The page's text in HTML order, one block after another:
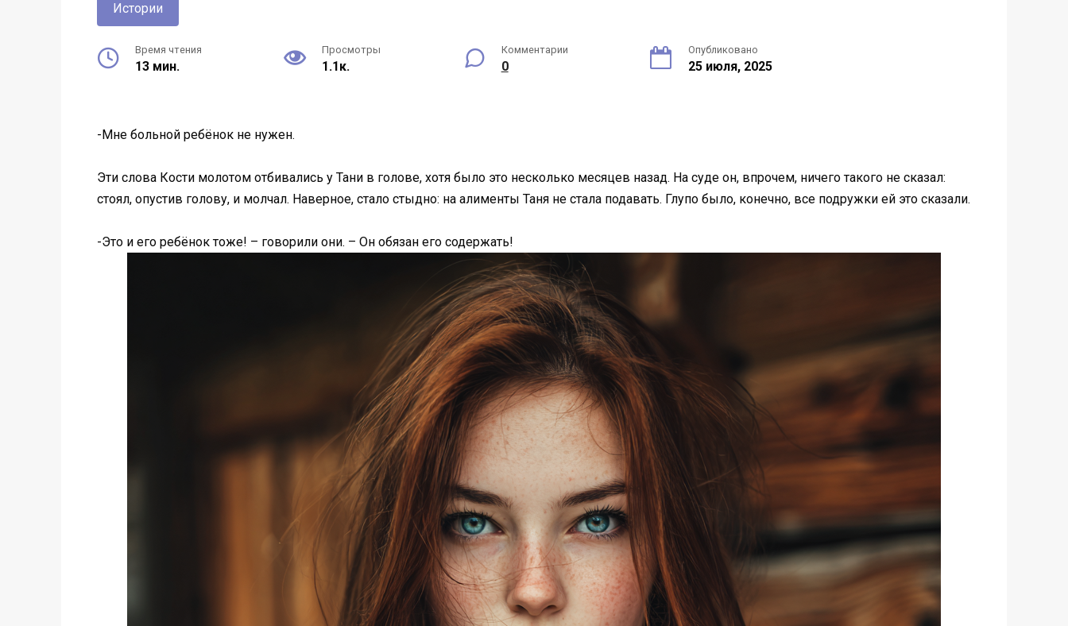
Истории
Время чтения
13 мин.
Просмотры
1.1к.
Комментарии
0
Опубликовано
25 июля, 2025
-Мне больной ребёнок не нужен.
Эти слова Кости молотом отбивались у Тани в голове, хотя было это несколько месяцев назад. На суде он, впрочем, ничего такого не сказал:
стоял, опустив голову, и молчал. Наверное, стало стыдно: на алименты Таня не стала подавать. Глупо было, конечно, все подружки ей это сказали.
-Это и его ребёнок тоже! – говорили они. – Он обязан его содержать!